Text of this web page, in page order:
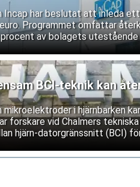
Incap har beslutat att inleda
Programmet omfattar
av bolagets utestående
BCI-teknik kan
mikroelektroder i hjärnbarken
forskare vid Chalmers
hjärn-datorgränssnitt (BCI)